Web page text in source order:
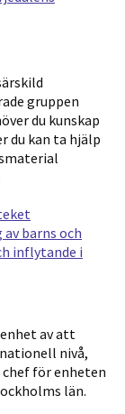
gruppen
du kunskap
du kan ta hjälp
barns och
inflytande i
av att
nivå,
för enheten
län.